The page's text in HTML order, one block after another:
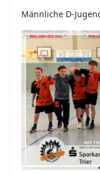
Männliche D-